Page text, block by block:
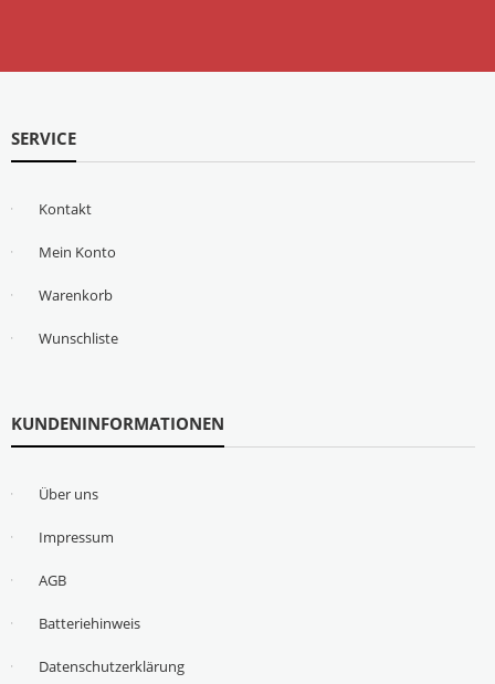
SERVICE
Kontakt
Mein Konto
Warenkorb
Wunschliste
KUNDENINFORMATIONEN
Über uns
Impressum
AGB
Batteriehinweis
Datenschutzerklärung